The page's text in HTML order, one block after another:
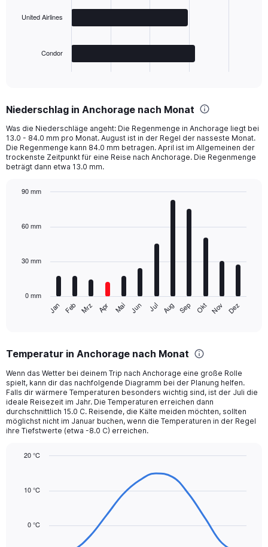
The
Range:
3
categories.
The
chart
has
Y
values.
to
United Airlines
Condor
Niederschlag in Anchorage nach Monat
Was die Niederschläge angeht: Die Regenmenge in Anchorage liegt bei
13.0 - 84.0 mm pro Monat. August ist in der Regel der nasseste Monat.
Die Regenmenge kann 84.0 mm betragen. April ist im Allgemeinen der
trockenste Zeitpunkt für eine Reise nach Anchorage. Die Regenmenge
beträgt dann etwa 13.0 mm.
with
The
Range:
categories.
The
chart
has
1
Y
displaying
Jan Feb Mrz Apr Mai Jun Jul Aug Sep Okt Nov Dez
0 mm
30 mm
60 mm
90 mm
Temperatur in Anchorage nach Monat
Wenn das Wetter bei deinem Trip nach Anchorage eine große Rolle
spielt, kann dir das nachfolgende Diagramm bei der Planung helfen.
Falls dir wärmere Temperaturen besonders wichtig sind, ist der Juli die
ideale Reisezeit im Jahr. Die Temperaturen erreichen dann
durchschnittlich 15.0 C. Reisende, die Kälte meiden möchten, sollten
möglichst nicht im Januar buchen, wenn die Temperaturen in der Regel
ihre Tiefstwerte (etwa -8.0 C) erreichen.
with
0 °C
10 °C
20 °C